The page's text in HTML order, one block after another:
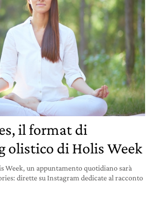
il format di
olistico di Holis Week
Week, un appuntamento quotidiano sarà
dirette su Instagram dedicate al racconto